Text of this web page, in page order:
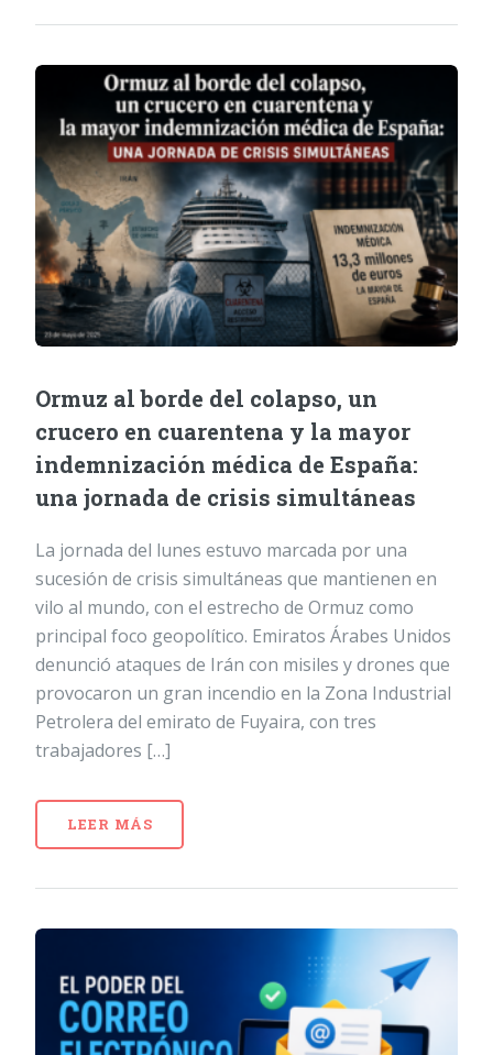
Ormuz al borde del colapso, un
crucero en cuarentena y la mayor
indemnización médica de España:
una jornada de crisis simultáneas
La jornada del lunes estuvo marcada por una
sucesión de crisis simultáneas que mantienen en
vilo al mundo, con el estrecho de Ormuz como
principal foco geopolítico. Emiratos Árabes Unidos
denunció ataques de Irán con misiles y drones que
provocaron un gran incendio en la Zona Industrial
Petrolera del emirato de Fuyaira, con tres
trabajadores […]
LEER MÁS